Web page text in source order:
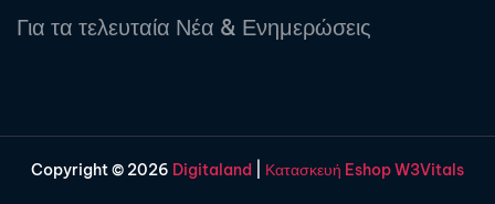
Για τα τελευταία Νέα & Ενημερώσεις
Copyright © 2026 Digitaland Κατασκευή Eshop W3Vitals